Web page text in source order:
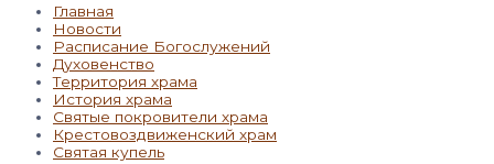
Главная
Новости
Расписание Богослужений
Духовенство
Территория храма
История храма
Святые покровители храма
Крестовоздвиженский храм
Святая купель